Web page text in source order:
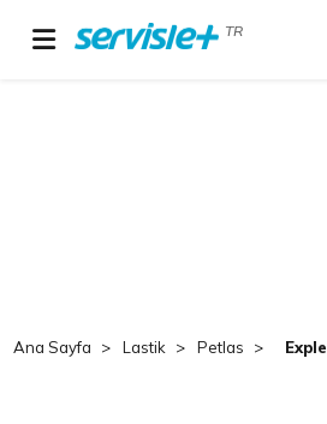
TR
Ana Sayfa Lastik Petlas